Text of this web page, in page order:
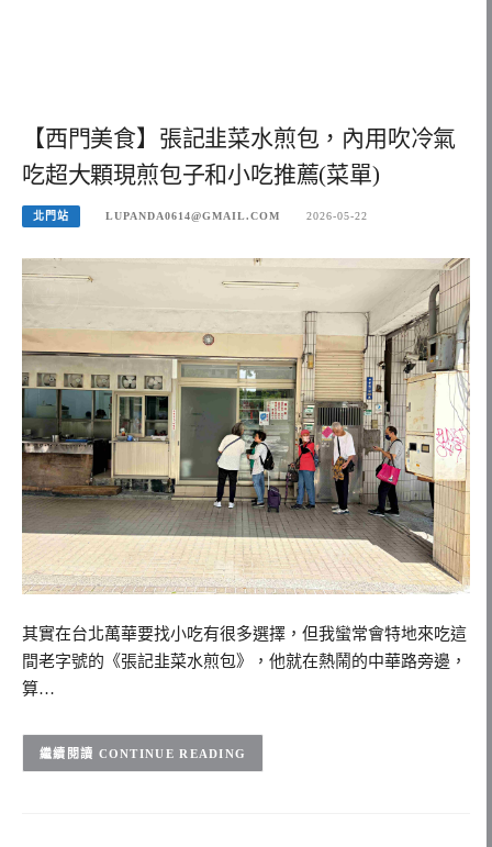
【西門美食】張記韭菜水煎包，內用吹冷氣
吃超大顆現煎包子和小吃推薦(菜單)
北門站 LUPANDA0614@GMAIL.COM 2026-05-22
其實在台北萬華要找小吃有很多選擇，但我蠻常會特地來吃這
間老字號的《張記韭菜水煎包》，他就在熱鬧的中華路旁邊，
算…
CONTINUE READING